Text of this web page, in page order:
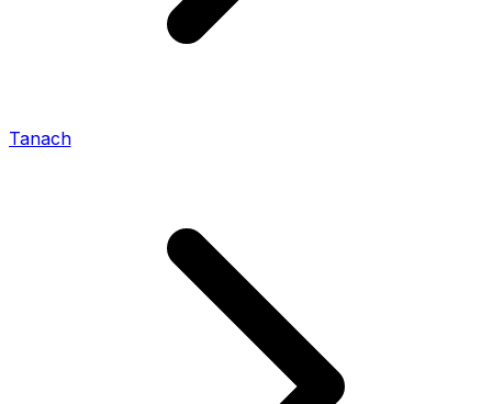
Tanach